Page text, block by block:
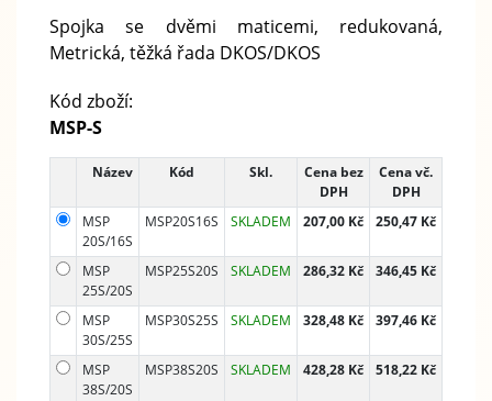
Spojka se dvěmi maticemi, redukovaná,
Metrická, těžká řada DKOS/DKOS
Kód zboží:
MSP-S
Název Kód Skl.
Cena bez
DPH
Cena vč.
DPH
MSP
20S/16S
MSP20S16S SKLADEM 207,00 Kč 250,47 Kč
MSP
25S/20S
MSP25S20S SKLADEM 286,32 Kč 346,45 Kč
MSP
30S/25S
MSP30S25S SKLADEM 328,48 Kč 397,46 Kč
MSP
38S/20S
MSP38S20S SKLADEM 428,28 Kč 518,22 Kč